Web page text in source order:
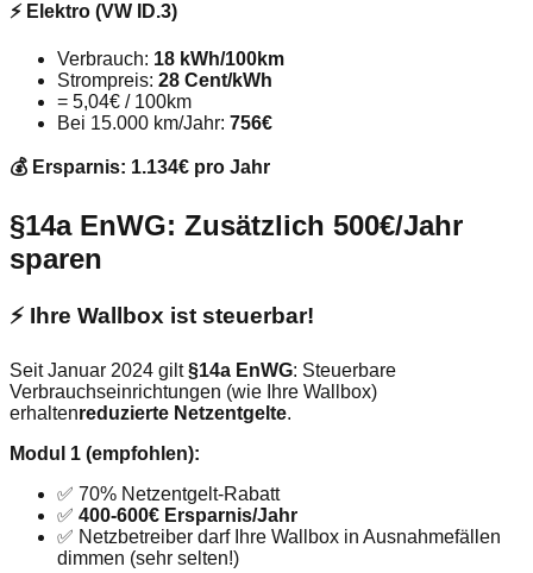
⚡ Elektro (VW ID.3)
Verbrauch: 18 kWh/100km
Strompreis: 28 Cent/kWh
= 5,04€ / 100km
Bei 15.000 km/Jahr: 756€
💰 Ersparnis: 1.134€ pro Jahr
§14a EnWG: Zusätzlich 500€/Jahr
sparen
⚡ Ihre Wallbox ist steuerbar!
Seit Januar 2024 gilt§14a EnWG: Steuerbare
Verbrauchseinrichtungen (wie Ihre Wallbox)
erhaltenreduzierte Netzentgelte.
Modul 1 (empfohlen):
✅ 70% Netzentgelt-Rabatt
✅ 400-600€ Ersparnis/Jahr
✅ Netzbetreiber darf Ihre Wallbox in Ausnahmefällen
dimmen (sehr selten!)